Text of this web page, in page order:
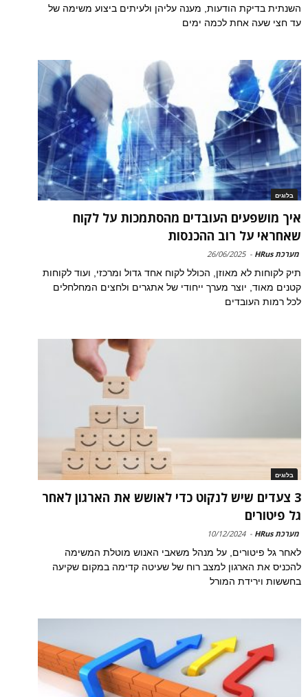
השנתית בדיקת הודעות, מענה עליהן ולעיתים ביצוע משימה של
עד חצי שעה אחת לכמה ימים
בלוגים
איך מושפעים העובדים מהסתמכות על לקוח
שאחראי על רוב ההכנסות
מערכת HRus -
26/06/2025
תיק לקוחות לא מאוזן, הכולל לקוח אחד גדול ומרכזי, ועוד לקוחות
קטנים מאוד, יוצר מערך ייחודי של אתגרים ולחצים המחלחלים
לכל רמות העובדים
בלוגים
3 צעדים שיש לנקוט כדי לאושש את הארגון לאחר
גל פיטורים
מערכת HRus -
10/12/2024
לאחר גל פיטורים, על מנהל משאבי האנוש מוטלת המשימה
להכניס את הארגון למצב רוח של שעיטה קדימה במקום שקיעה
בחששות וירידת המורל